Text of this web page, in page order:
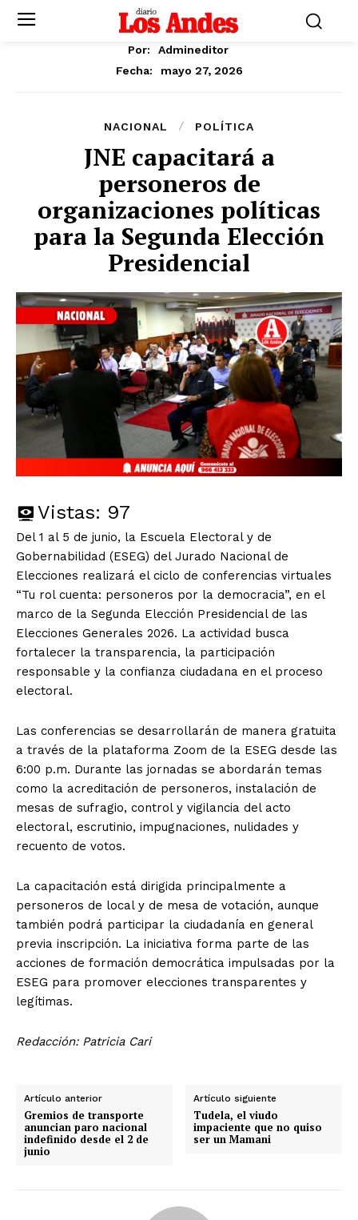
Por:
Admineditor
Fecha:
mayo 27, 2026
NACIONAL POLÍTICA
JNE capacitará a
personeros de
organizaciones políticas
para la Segunda Elección
Presidencial
Vistas: 97
Del 1 al 5 de junio, la Escuela Electoral y de
Gobernabilidad (ESEG) del Jurado Nacional de
Elecciones realizará el ciclo de conferencias virtuales
“Tu rol cuenta: personeros por la democracia”, en el
marco de la Segunda Elección Presidencial de las
Elecciones Generales 2026. La actividad busca
fortalecer la transparencia, la participación
responsable y la confianza ciudadana en el proceso
electoral.
Las conferencias se desarrollarán de manera gratuita
a través de la plataforma Zoom de la ESEG desde las
6:00 p.m. Durante las jornadas se abordarán temas
como la acreditación de personeros, instalación de
mesas de sufragio, control y vigilancia del acto
electoral, escrutinio, impugnaciones, nulidades y
recuento de votos.
La capacitación está dirigida principalmente a
personeros de local y de mesa de votación, aunque
también podrá participar la ciudadanía en general
previa inscripción. La iniciativa forma parte de las
acciones de formación democrática impulsadas por la
ESEG para promover elecciones transparentes y
legítimas.
Redacción: Patricia Cari
Artículo anterior
Gremios de transporte
anuncian paro nacional
indefinido desde el 2 de
junio
Artículo siguiente
Tudela, el viudo
impaciente que no quiso
ser un Mamani